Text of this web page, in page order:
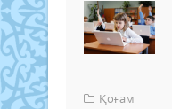
Қоғам